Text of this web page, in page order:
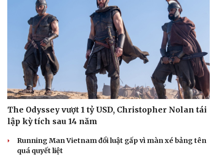
The Odyssey vượt 1 tỷ USD, Christopher Nolan tái
lập kỳ tích sau 14 năm
Running Man Vietnam đổi luật gấp vì màn xé bảng tên
quá quyết liệt